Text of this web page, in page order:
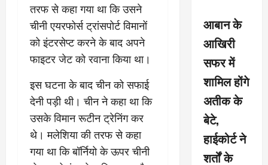
तरफ से कहा गया था कि उसने
चीनी एयरफोर्स ट्रांसपोर्ट विमानों
को इंटरसेप्ट करने के बाद अपने
फाइटर जेट को रवाना किया था।
इस घटना के बाद चीन को सफाई
देनी पड़ी थी। चीन ने कहा था कि
उसके विमान रूटीन ट्रेनिंग कर
थे। मलेशिया की तरफ से कहा
गया था कि बॉर्नियो के ऊपर चीनी
आबान के
आखिरी
सफर में
शामिल होंगे
अतीक के
बेटे,
हाईकोर्ट ने
शर्तों के